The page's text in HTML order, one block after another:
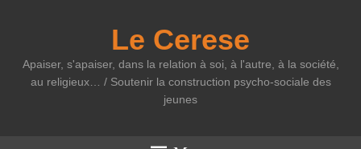
Le Cerese
Apaiser, s'apaiser, dans la relation à soi, à l'autre, à la société,
au religieux… / Soutenir la construction psycho-sociale des
jeunes